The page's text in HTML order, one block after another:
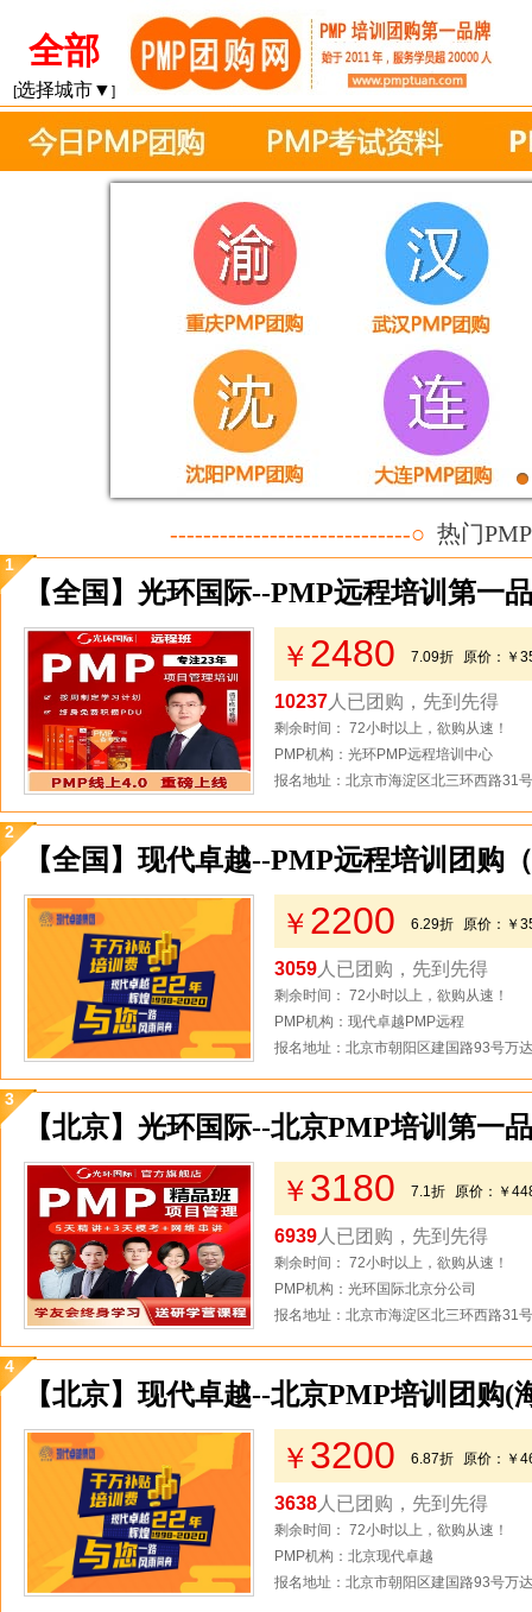
全部
[选择城市▼ ]
-----------------------------○ 热门
1
【全国】光环国际--PMP远程培训第一
￥ 2480 7.09折 原价： ￥
10237 人已团购，先到先得
剩余时间： 72小时以上，欲购从速！
PMP机构：光环PMP远程培训中心
报名地址：北京市海淀区北三环西路31
2
【全国】现代卓越--PMP远程培训团购
￥ 2200 6.29折 原价： ￥
3059 人已团购，先到先得
剩余时间： 72小时以上，欲购从速！
PMP机构：现代卓越PMP远程
报名地址：北京市朝阳区建国路93号万
3
【北京】光环国际--北京PMP培训第一
￥ 3180 7.1折 原价： ￥
6939 人已团购，先到先得
剩余时间： 72小时以上，欲购从速！
PMP机构：光环国际北京分公司
报名地址：北京市海淀区北三环西路31
4
【北京】现代卓越--北京PMP培训团购(
￥ 3200 6.87折 原价： ￥
3638 人已团购，先到先得
剩余时间： 72小时以上，欲购从速！
PMP机构：北京现代卓越
报名地址：北京市朝阳区建国路93号万